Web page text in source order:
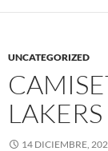
UNCATEGORIZED
LAKERS
14 DICIEMBRE,